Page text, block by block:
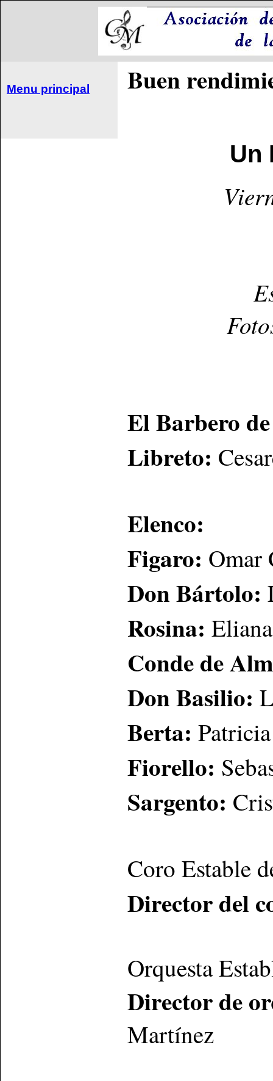
Menu principal Buen
Un
El Barbero
Libreto:
Elenco:
Figaro: Omar
Don Bártolo:
Rosina:
Conde de
Don Basilio:
Berta:
Fiorello:
Sargento:
Coro Estable
Director del
Orquesta
Director de
Martínez